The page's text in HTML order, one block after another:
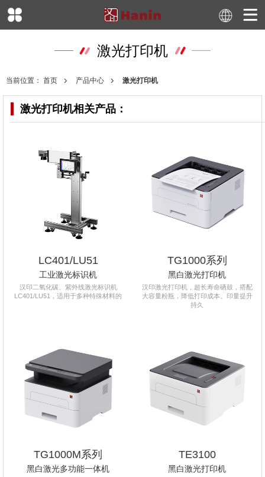
激光打印机
当前位置： 首页 产品中心 激光打印机
激光打印机相关产品：
LC401/LU51
工业激光标识机
汉印二氧化碳、紫外线激光标识机
LC401/LU51，适用于多种特殊材料的
TG1000系列
黑白激光打印机
汉印激光打印机，超长寿命硒鼓，搭配
大容量粉瓶，降低打印成本。印量提升
持久
TG1000M系列
黑白激光多功能一体机
TE3100
黑白激光打印机